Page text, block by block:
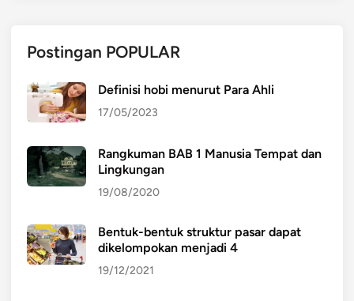
Postingan POPULAR
Definisi hobi menurut Para Ahli
17/05/2023
Rangkuman BAB 1 Manusia Tempat dan
Lingkungan
19/08/2020
Bentuk-bentuk struktur pasar dapat
dikelompokan menjadi 4
19/12/2021